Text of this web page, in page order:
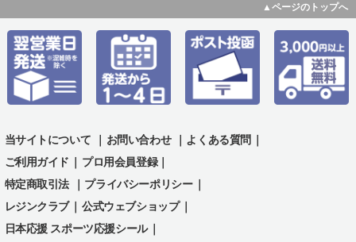
▲ページのトップへ
当サイトについて お問い合わせ よくある質問
ご利用ガイド
プロ用会員登録｜
特定商取引法
プライバシーポリシー
レジンクラブ
公式ウェブショップ｜
日本応援 スポーツ応援シール